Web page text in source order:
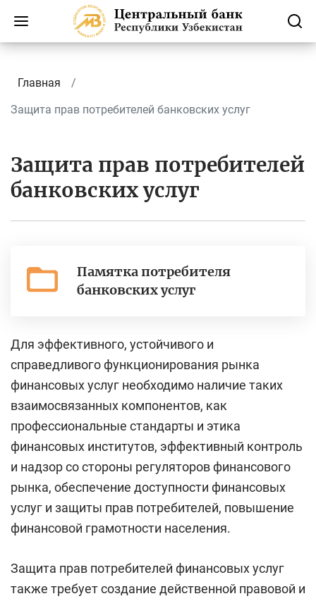
Главная
Защита прав потребителей банковских услуг
Защита прав потребителей
банковских услуг
Памятка потребителя
банковских услуг
Для эффективного, устойчивого и
справедливого функционирования рынка
финансовых услуг необходимо наличие таких
взаимосвязанных компонентов, как
профессиональные стандарты и этика
финансовых институтов, эффективный контроль
и надзор со стороны регуляторов финансового
рынка, обеспечение доступности финансовых
услуг и защиты прав потребителей, повышение
финансовой грамотности населения.
Защита прав потребителей финансовых услуг
также требует создание действенной правовой и